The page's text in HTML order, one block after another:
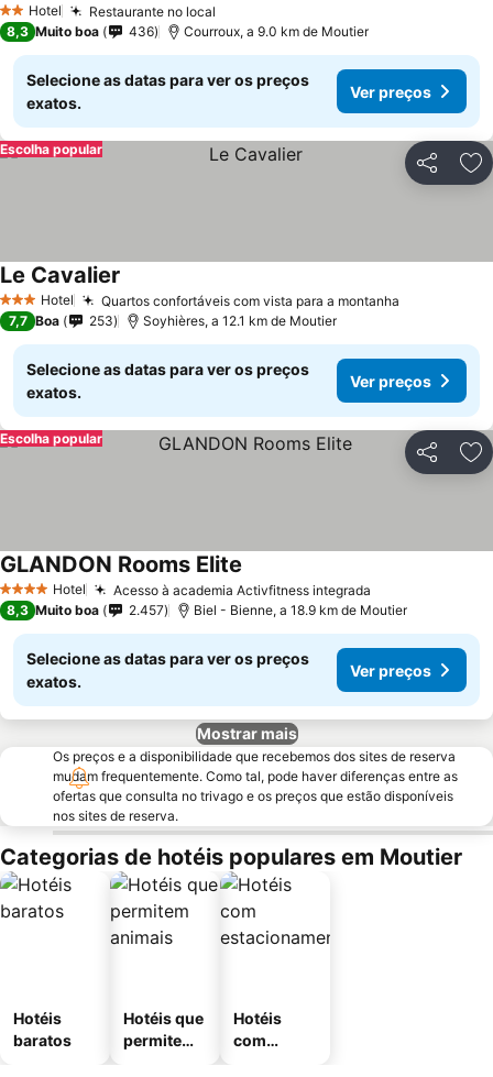
2 Estrelas
Hotel Restaurante no local
8,3 Muito boa 436 Courroux, a 9.0 km de Moutier
Selecione as datas para ver os preços
exatos.
Ver preços
Partilhar
Escolha popular
3 EstrelasHotel Quartos confortáveis com vista para a montanha
Le Cavalier
7,7 Boa 253 Soyhières, a 12.1 km de Moutier
Selecione as datas para ver os preços
exatos.
Ver preços
Partilhar
Escolha popular
4 EstrelasHotel Acesso à academia Activfitness integrada
GLANDON Rooms Elite
8,3 Muito boa 2.457 Biel - Bienne, a 18.9 km de Moutier
Selecione as datas para ver os preços
exatos.
Ver preços
Mostrar mais
Os preços e a disponibilidade que recebemos dos sites de reserva
mudam frequentemente. Como tal, pode haver diferenças entre as
ofertas que consulta no trivago e os preços que estão disponíveis
nos sites de reserva.
Categorias de hotéis populares em Moutier
Hotéis
baratos
Hotéis que
permitem
Hotéis
com